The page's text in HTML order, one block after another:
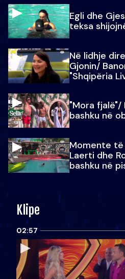
Egli dhe
teksa
Në lidhje
Gjonin/
"Shqipëria
"Mora fjalë"/
bashku në
Momente
Laerti dhe
bashku në
Klipe
02:57